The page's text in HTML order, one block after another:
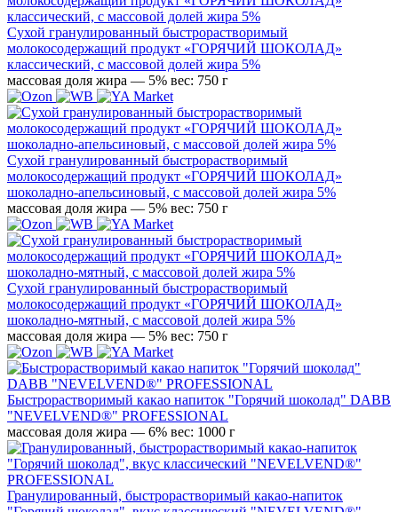
Сухой гранулированный быстрорастворимый
молокосодержащий продукт «ГОРЯЧИЙ ШОКОЛАД»
классический, с массовой долей жира 5%
массовая доля жира — 5% вес: 750 г
Сухой гранулированный быстрорастворимый
молокосодержащий продукт «ГОРЯЧИЙ ШОКОЛАД»
шоколадно-апельсиновый, с массовой долей жира 5%
массовая доля жира — 5% вес: 750 г
Сухой гранулированный быстрорастворимый
молокосодержащий продукт «ГОРЯЧИЙ ШОКОЛАД»
шоколадно-мятный, с массовой долей жира 5%
массовая доля жира — 5% вес: 750 г
Быстрорастворимый какао напиток "Горячий шоколад" DABB
"NEVELVEND®" PROFESSIONAL
массовая доля жира — 6% вес: 1000 г
Гранулированный, быстрорастворимый какао-напиток